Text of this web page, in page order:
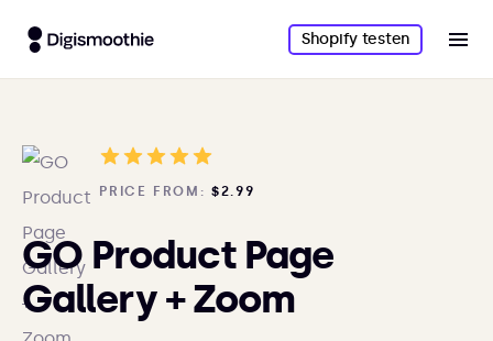
Shopify testen
PRICE FROM: $2.99
GO Product Page
Gallery + Zoom